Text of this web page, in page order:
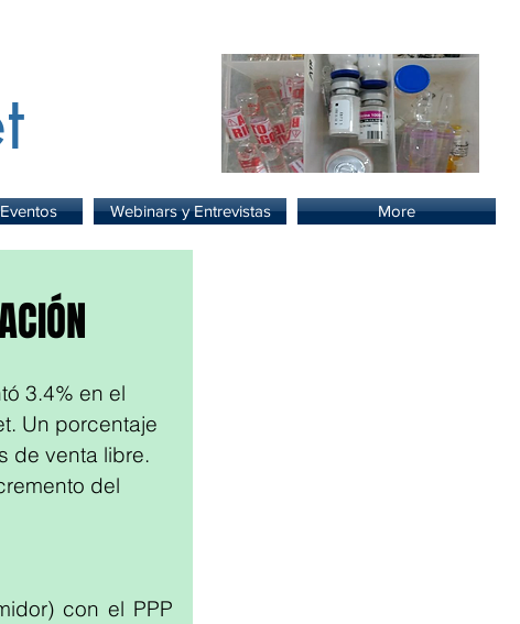
Webinars y Entrevistas More
3.4% en el
Un porcentaje
de venta libre.
del
con el PPP